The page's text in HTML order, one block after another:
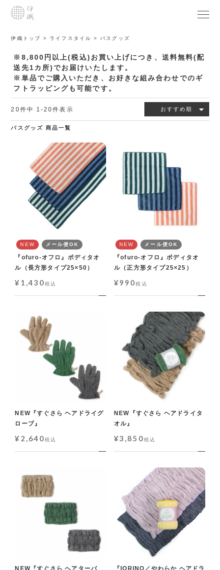
伊織トップ ライフスタイル バスグッズ
※8,800円以上(税込)お買い上げにつき、送料無料(配
送先1カ所)でお届けいたします。
※単品でご購入いただき、お好きな組み合わせでのギ
フトラッピングも可能です。
おすすめ順
20件中 1-20件表示
バスグッズ 商品一覧
NEW メール便OK
『ofuro-オフロ』ボディタオ
ル（長方形タイプ25×50）
¥ 1,430税込
NEW メール便OK
『ofuro-オフロ』ボディタオ
ル（正方形タイプ25×25）
¥990税込
NEW『すぐさら ヘアドライグ
ローブ』
¥ 2,640税込
NEW『すぐさら ヘアドライタ
オル』
¥3,850税込
NEW『すぐさら ヘアターバ
『IORINO／やわらか ヘアドラ